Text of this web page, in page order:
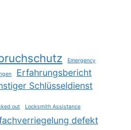
Emergency
Erfahrungsbericht
Schlüsseldienst
out Locksmith Assistance
defekt